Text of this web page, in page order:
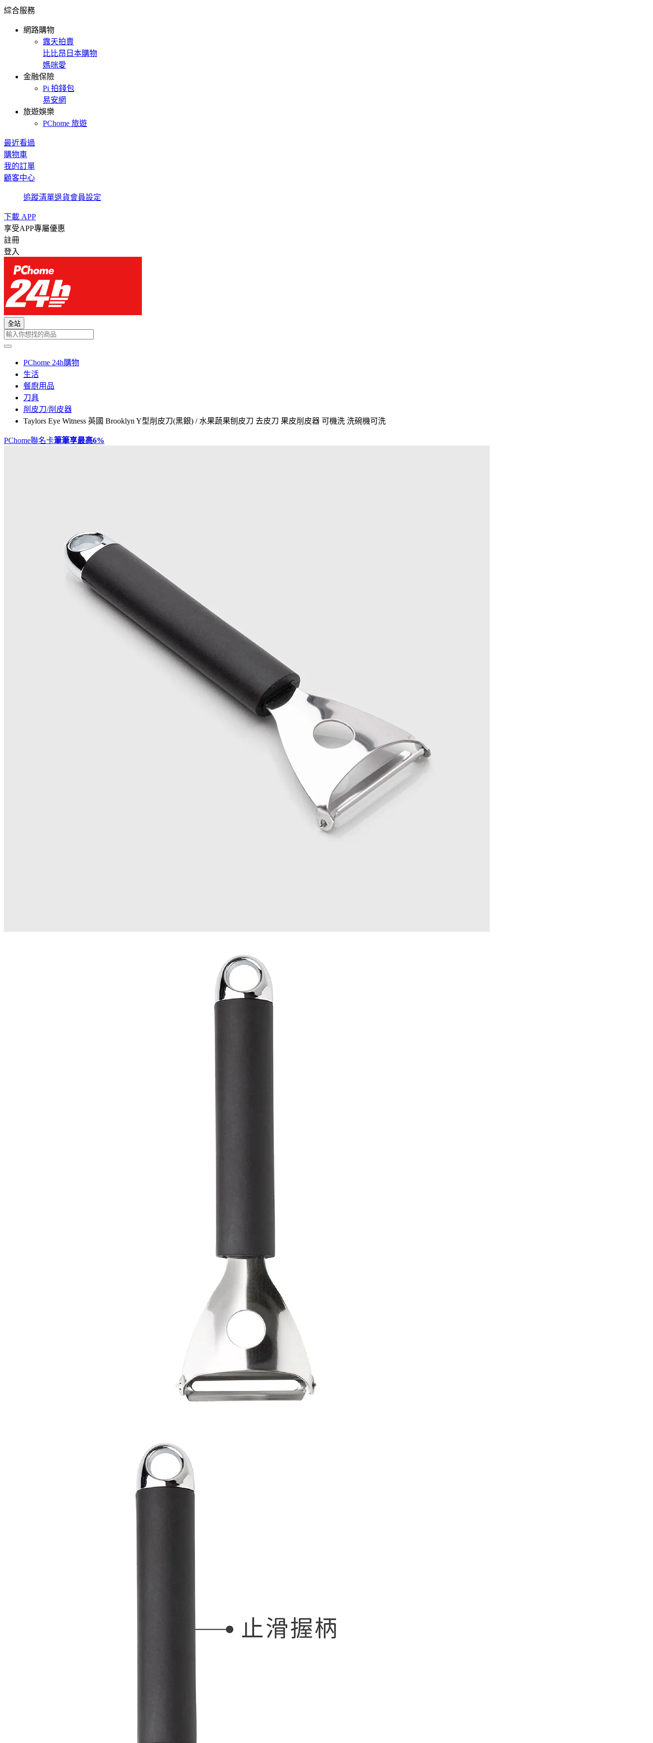
綜合服務
網路購物
露天拍賣
比比昂日本購物
媽咪愛
金融保險
Pi 拍錢包
易安網
旅遊娛樂
PChome 旅遊
最近看過
購物車
我的訂單
顧客中心
追蹤清單退貨會員設定
下載 APP
享受APP專屬優惠
註冊
登入
全站
PChome 24h購物
生活
餐廚用品
刀具
削皮刀/削皮器
Taylors Eye Witness 英國 Brooklyn Y型削皮刀(黑銀) / 水果蔬果刨皮刀 去皮刀 果皮削皮器 可機洗 洗碗機可洗
PChome聯名卡筆筆享最高6%